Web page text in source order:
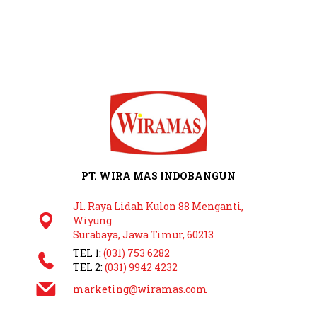
PT. WIRA MAS INDOBANGUN
Jl. Raya Lidah Kulon 88 Menganti,
Wiyung
Surabaya, Jawa Timur, 60213
TEL 1: (031) 753 6282
TEL 2: (031) 9942 4232
marketing@wiramas.com